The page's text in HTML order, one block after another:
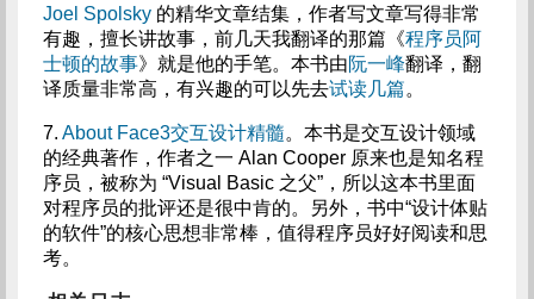
Joel Spolsky的精华文章结集，作者写文章写得非常
有趣，擅长讲故事，前几天我翻译的那篇《程序员阿
士顿的故事》就是他的手笔。本书由阮一峰翻译，翻
译质量非常高，有兴趣的可以先去试读几篇。
7. About Face3交互设计精髓。本书是交互设计领域
的经典著作，作者之一 Alan Cooper 原来也是知名程
序员，被称为 “Visual Basic 之父”，所以这本书里面
对程序员的批评还是很中肯的。另外，书中“设计体贴
的软件”的核心思想非常棒，值得程序员好好阅读和思
考。